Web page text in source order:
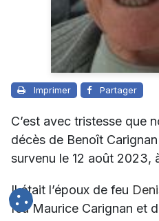
Imprimer Partager
C’est avec tristesse que
décès de Benoît Carignan
survenu le 12 août 2023,
Il était l’époux de feu
feu Maurice Carignan et